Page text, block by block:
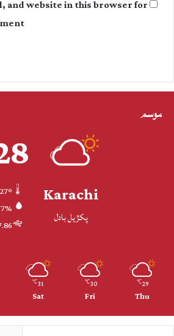
and website in this browser for
موسم
Karachi
پکڙيل بادل
km/h
29
℃
Thu
30
℃
Fri
31
℃
Sat